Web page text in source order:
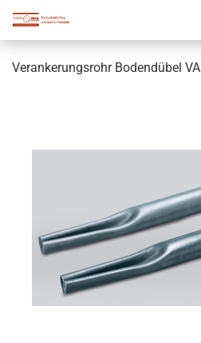
Verankerungsrohr Bodendübel VA